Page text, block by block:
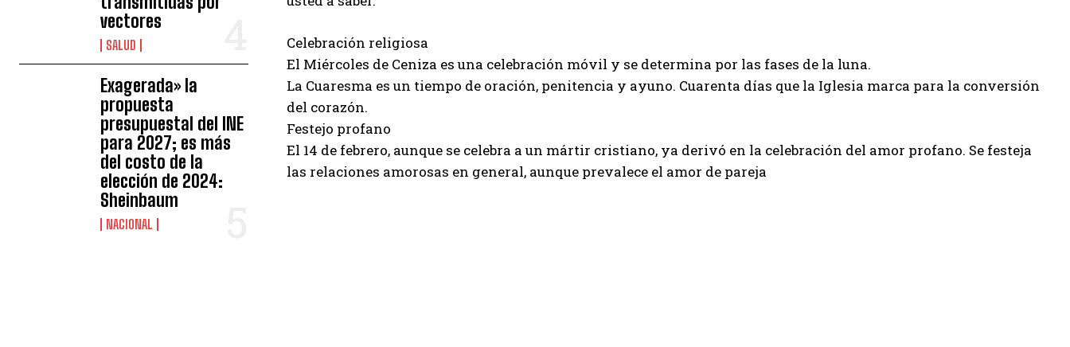
vectores
SALUD
Exagerada» la
propuesta
presupuestal del INE
para 2027; es más
del costo de la
elección de 2024:
Sheinbaum
NACIONAL
Celebración religiosa
El Miércoles de Ceniza es una celebración móvil y se determina por las fases de la luna.
La Cuaresma es un tiempo de oración, penitencia y ayuno. Cuarenta días que la Iglesia marca para la conversión
del corazón.
Festejo profano
El 14 de febrero, aunque se celebra a un mártir cristiano, ya derivó en la celebración del amor profano. Se festeja
las relaciones amorosas en general, aunque prevalece el amor de pareja